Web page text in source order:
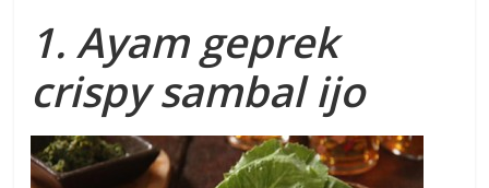
1. Ayam geprek
crispy sambal ijo